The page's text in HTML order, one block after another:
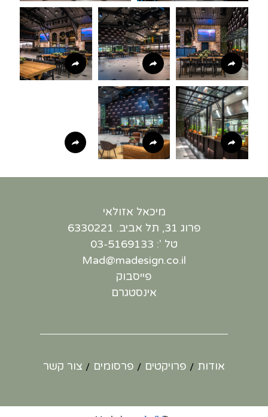
מיכאל אזולאי
פרוג 31, תל אביב. 6330221
טל ': 03-5169133
Mad@madesign.co.il
פייסבוק
אינסטגרם
אודות פרויקטים פרסומים צור קשר